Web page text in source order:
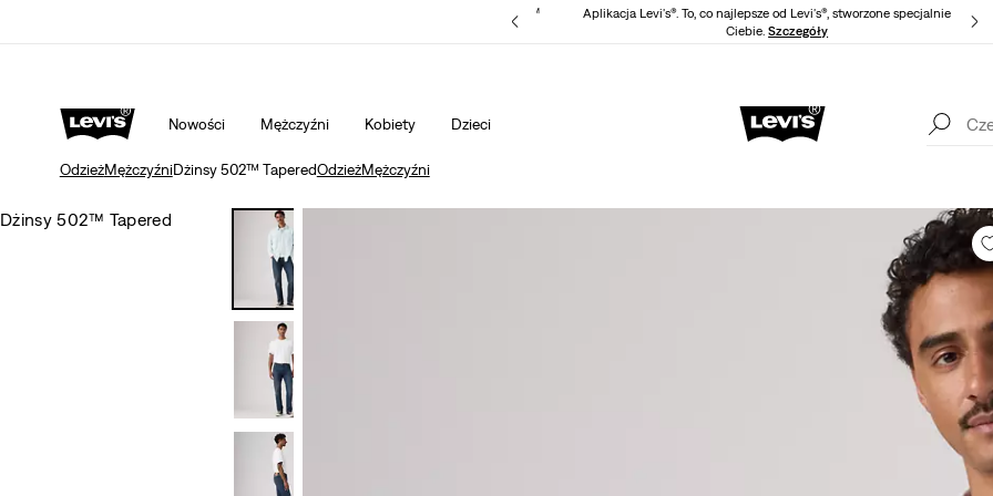
Bezpłatna wysyłka dla uczestników programu Levi's® Red Tab™
Aplikacja Levi's®. To, co najlepsze od Levi's®, stworzone specjalnie dla
Ciebie.Szczegóły
Nowości Mężczyźni Kobiety Dzieci
Bezpłatna wysyłka dla uczestników programu Levi's® Red Tab™
Szczegóły
OdzieżMężczyźniDżinsy 502™ TaperedOdzieżMężczyźni
Dżinsy 502™ Tapered